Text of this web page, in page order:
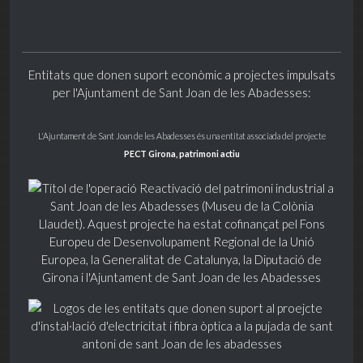
Entitats que donen suport econòmic a projectes impulsats
per l'Ajuntament de Sant Joan de les Abadesses:
L'Ajuntament de Sant Joan de les Abadesses és una entitat associada del projecte
PECT Girona, patrimoni actiu